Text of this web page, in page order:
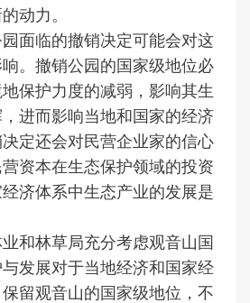
动力。
面临的撤销决定可能会对这
。撤销公园的国家级地位必
保护力度的减弱，影响其生
进而影响当地和国家的经济
定还会对民营企业家的信心
资本在生态保护领域的投资
济体系中生态产业的发展是
和林草局充分考虑观音山国
发展对于当地经济和国家经
留观音山的国家级地位，不